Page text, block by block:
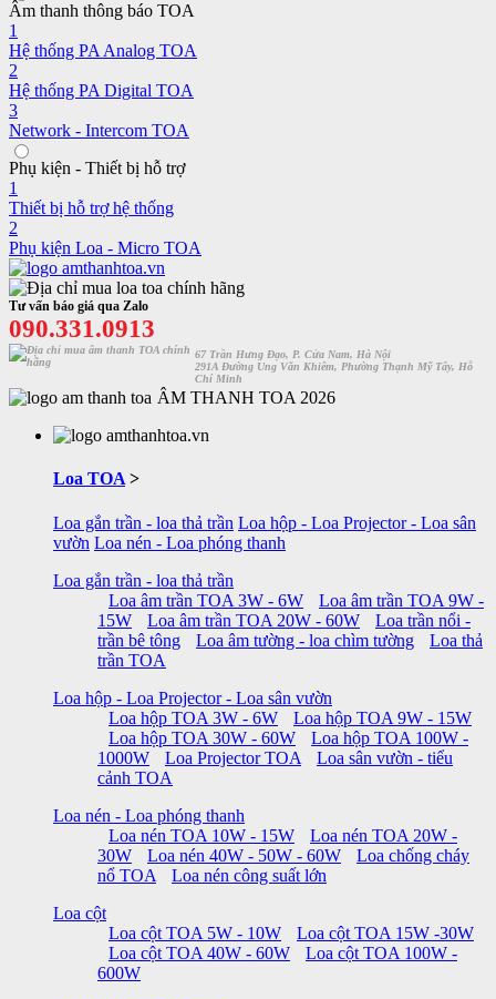
Âm thanh thông báo TOA
1
Hệ thống PA Analog TOA
2
Hệ thống PA Digital TOA
3
Network - Intercom TOA
Phụ kiện - Thiết bị hỗ trợ
1
Thiết bị hỗ trợ hệ thống
2
Phụ kiện Loa - Micro TOA
Tư vấn báo giá qua Zalo
090.331.0913
67 Trần Hưng Đạo, P. Cửa Nam, Hà Nội
291A Đường Ung Văn Khiêm, Phường Thạnh Mỹ Tây, Hỗ
Chí Minh
ÂM THANH TOA 2026
Loa TOA >
Loa gắn trần - loa thả trần Loa hộp - Loa Projector - Loa sân
vườn Loa nén - Loa phóng thanh
Loa gắn trần - loa thả trần
Loa âm trần TOA 3W - 6W
Loa âm trần TOA 9W -
15W
Loa âm trần TOA 20W - 60W
Loa trần nổi -
trần bê tông
Loa âm tường - loa chìm tường
Loa thả
trần TOA
Loa hộp - Loa Projector - Loa sân vườn
Loa hộp TOA 3W - 6W
Loa hộp TOA 9W - 15W
Loa hộp TOA 30W - 60W
Loa hộp TOA 100W -
1000W
Loa Projector TOA
Loa sân vườn - tiểu
cảnh TOA
Loa nén - Loa phóng thanh
Loa nén TOA 10W - 15W
Loa nén TOA 20W -
30W
Loa nén 40W - 50W - 60W
Loa chống cháy
nổ TOA
Loa nén công suất lớn
Loa cột
Loa cột TOA 5W - 10W
Loa cột TOA 15W -30W
Loa cột TOA 40W - 60W
Loa cột TOA 100W -
600W